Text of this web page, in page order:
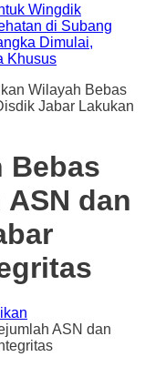
Wingdik
di Subang
Dimulai,
Khusus
Wilayah Bebas
Jabar Lakukan
Bebas
dan